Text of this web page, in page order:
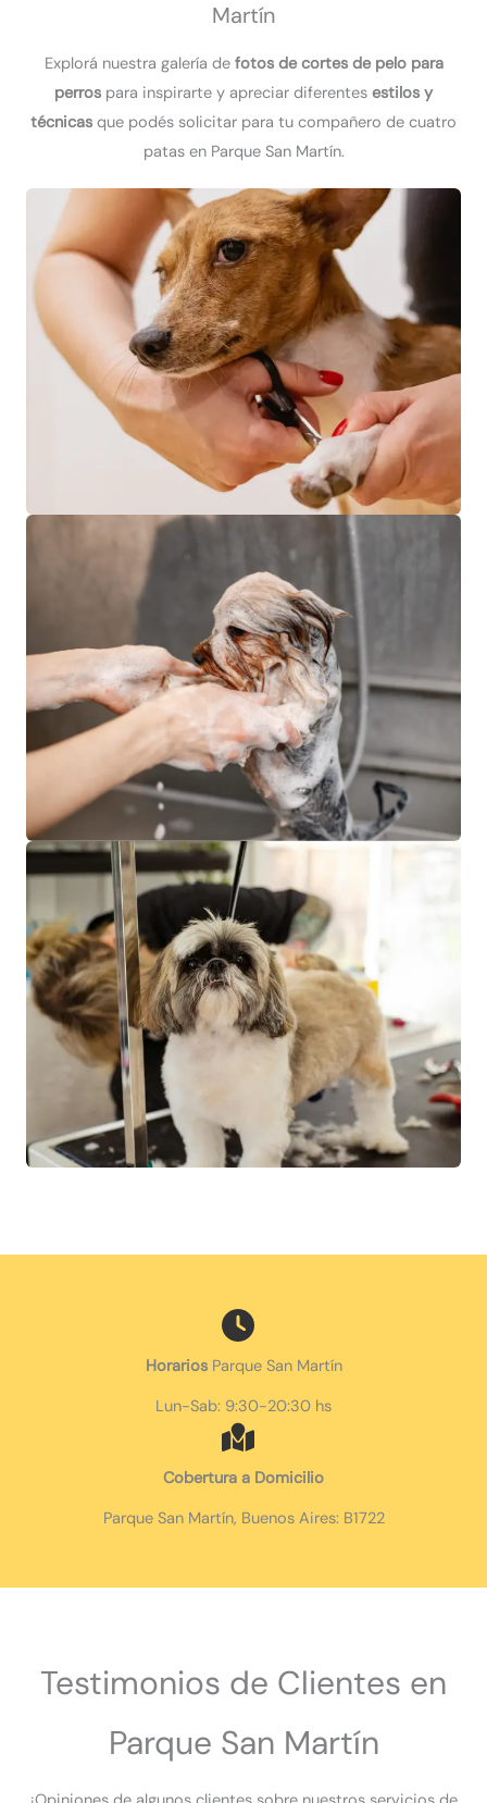
Martín
Explorá nuestra galería de fotos de cortes de pelo para
perros para inspirarte y apreciar diferentes estilos y
técnicas que podés solicitar para tu compañero de cuatro
patas en Parque San Martín.
Horarios Parque San Martín
Lun-Sab: 9:30-20:30 hs
Cobertura a Domicilio
Parque San Martín, Buenos Aires: B1722
Testimonios de Clientes en
Parque San Martín